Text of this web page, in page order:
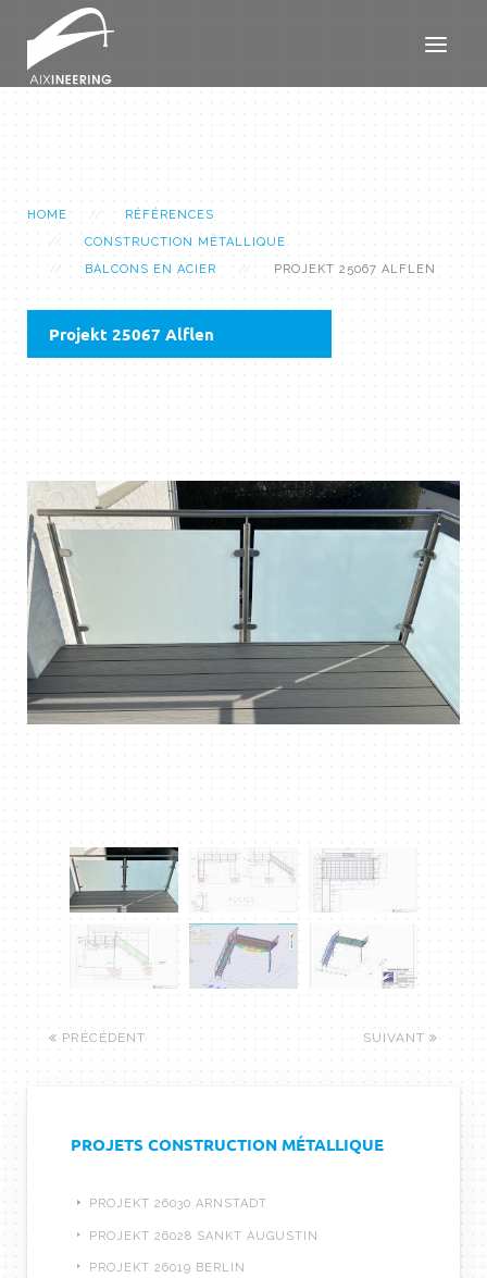
HOME
RÉFÉRENCES
CONSTRUCTION MÉTALLIQUE
BALCONS EN ACIER
PROJEKT 25067 ALFLEN
Projekt 25067 Alflen
DOWNLOAD PDF
PRÉCÉDENT SUIVANT
PROJETS CONSTRUCTION MÉTALLIQUE
PROJEKT 26030 ARNSTADT
PROJEKT 26028 SANKT AUGUSTIN
PROJEKT 26019 BERLIN